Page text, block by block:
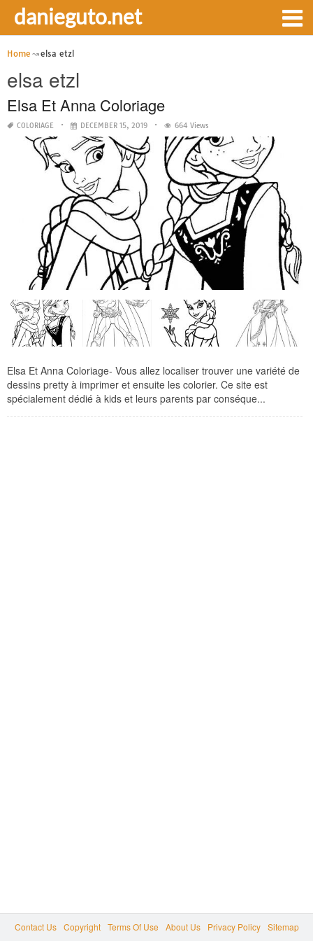
danieguto.net
Home elsa etzl
elsa etzl
Elsa Et Anna Coloriage
COLORIAGE DECEMBER 15, 2019 664 Views
Elsa Et Anna Coloriage- Vous allez localiser trouver une variété de
dessins pretty à imprimer et ensuite les colorier. Ce site est
spécialement dédié à kids et leurs parents par conséque...
Contact Us Copyright Terms Of Use About Us Privacy Policy
Sitemap